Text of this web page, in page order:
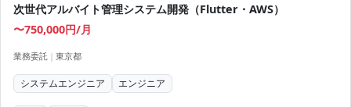
次世代アルバイト管理システム開発（Flutter・AWS）
〜750,000円/月
業務委託 | 東京都
システムエンジニア エンジニア